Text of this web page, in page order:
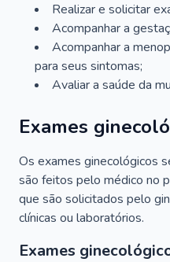
Realizar e solicitar
Acompanhar a
Acompanhar a
para seus sintomas;
Avaliar a saúde da
Exames
Os exames ginecológicos
são feitos pelo médico no
que são solicitados pelo
clínicas ou laboratórios.
Exames